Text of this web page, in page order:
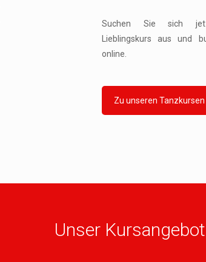
Suchen Sie sich
Lieblingskurs aus und
online.
Zu unseren Tanzkursen
Unser Kursangebot